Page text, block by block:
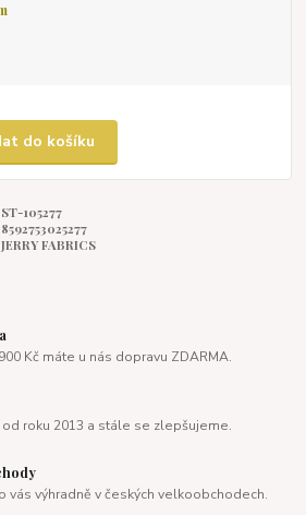
do košíku
ST-105277
8592753025277
JERRY FABRICS
Kč máte u nás dopravu ZDARMA.
roku 2013 a stále se zlepšujeme.
vás výhradně v českých velkoobchodech.